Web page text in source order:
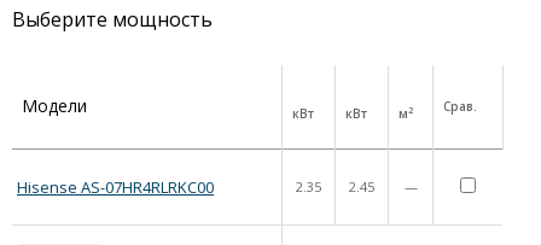
Выберите мощность
Модели кВт кВт м2 Срав.
Hisense AS-07HR4RLRKC00 2.35 2.45 —